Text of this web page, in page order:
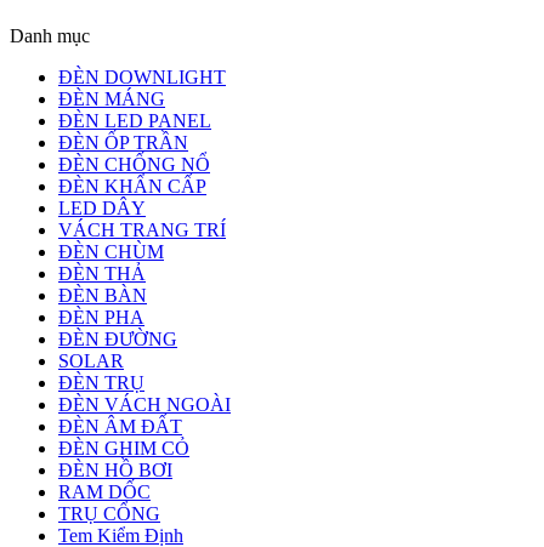
Danh mục
ĐÈN DOWNLIGHT
ĐÈN MÁNG
ĐÈN LED PANEL
ĐÈN ỐP TRẦN
ĐÈN CHỐNG NỔ
ĐÈN KHẨN CẤP
LED DÂY
VÁCH TRANG TRÍ
ĐÈN CHÙM
ĐÈN THẢ
ĐÈN BÀN
ĐÈN PHA
ĐÈN ĐƯỜNG
SOLAR
ĐÈN TRỤ
ĐÈN VÁCH NGOÀI
ĐÈN ÂM ĐẤT
ĐÈN GHIM CỎ
ĐÈN HỒ BƠI
RAM DỐC
TRỤ CỔNG
Tem Kiểm Định